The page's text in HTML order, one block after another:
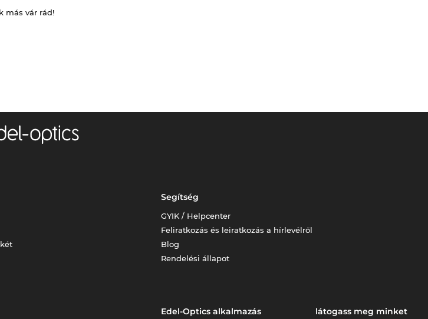
más vár rád!
Segítség
GYIK / Helpcenter
Feliratkozás és leiratkozás a hírlevélről
Blog
Rendelési állapot
Edel-Optics alkalmazás látogass meg minket